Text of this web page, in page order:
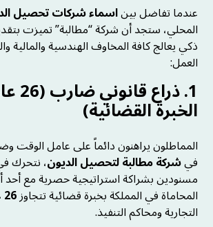
عندما تفاضل بيناسماء شركات تحصيل
المحلي، ستجد أن شركة “مطالبة” تميزت
ذكي يعالج كافة المخاوف الهندسية والمالية
العمل:
1.
الخبرة القضائية)
المماطلون يراهنون دائماً على عامل الوقت
فيشركة مطالبة لتحصيل الديون، نتحرك
مسنودين بشراكة استراتيجية حصرية مع
المحاماة في المملكة بخبرة قضائية تتجاوز26 عاماً
التجارية ومحاكم التنفيذ.